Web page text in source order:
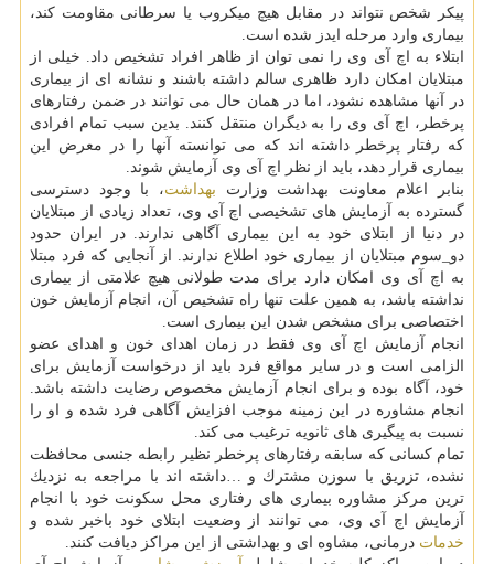
پیكر شخص نتواند در مقابل هیچ میكروب یا سرطانی مقاومت كند،
بیماری وارد مرحله ایدز شده است.
ابتلاء به اچ آی وی را نمی توان از ظاهر افراد تشخیص داد. خیلی از
مبتلایان امكان دارد ظاهری سالم داشته باشند و نشانه ای از بیماری
در آنها مشاهده نشود، اما در همان حال می توانند در ضمن رفتارهای
پرخطر، اچ آی وی را به دیگران منتقل كنند. بدین سبب تمام افرادی
كه رفتار پرخطر داشته اند كه می توانسته آنها را در معرض این
بیماری قرار دهد، باید از نظر اچ آی وی آزمایش شوند.
بنابر اعلام معاونت بهداشت وزارت بهداشت، با وجود دسترسی
گسترده به آزمایش های تشخیصی اچ آی وی، تعداد زیادی از مبتلایان
در دنیا از ابتلای خود به این بیماری آگاهی ندارند. در ایران حدود
دو_سوم مبتلایان از بیماری خود اطلاع ندارند. از آنجایی كه فرد مبتلا
به اچ آی وی امكان دارد برای مدت طولانی هیچ علامتی از بیماری
نداشته باشد، به همین علت تنها راه تشخیص آن، انجام آزمایش خون
اختصاصی برای مشخص شدن این بیماری است.
انجام آزمایش اچ آی وی فقط در زمان اهدای خون و اهدای عضو
الزامی است و در سایر مواقع فرد باید از درخواست آزمایش برای
خود، آگاه بوده و برای انجام آزمایش مخصوص رضایت داشته باشد.
انجام مشاوره در این زمینه موجب افزایش آگاهی فرد شده و او را
نسبت به پیگیری های ثانویه ترغیب می كند.
تمام كسانی كه سابقه رفتارهای پرخطر نظیر رابطه جنسی محافظت
نشده، تزریق با سوزن مشترك و …داشته اند با مراجعه به نزدیك
ترین مركز مشاوره بیماری های رفتاری محل سكونت خود با انجام
آزمایش اچ آی وی، می توانند از وضعیت ابتلای خود باخبر شده و
خدمات درمانی، مشاوه ای و بهداشتی از این مراكز دیافت كنند.